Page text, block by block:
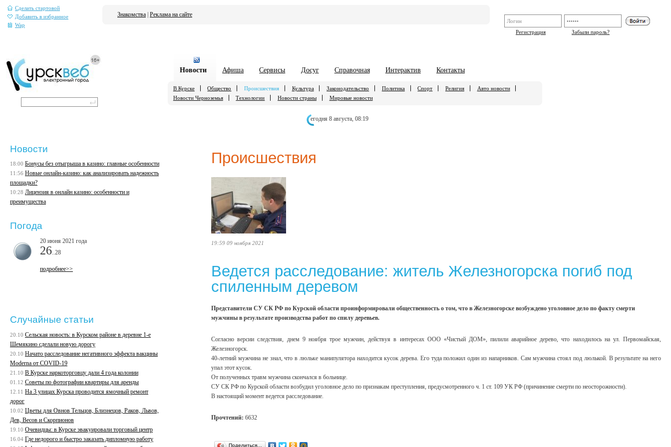
Сделать стартовой
Добавить в избранное
Wap
Регистрация
Забыли пароль?
Знакомства Реклама на сайте
Новости Афиша Сервисы Досуг Справочная Интерактив Контакты
В Курске Общество Происшествия Культура Законодательство Политика Спорт Религия
Авто новости
Новости Черноземья
Технологии Новости страны Мировые новости
егодня 8 августа, 08:19
Происшествия
19:59 09 ноября 2021
Ведется расследование: житель Железногорска погиб под
спиленным деревом
Представители СУ СК РФ по Курской области проинформировали общественность о том, что в Железногорске возбуждено уголовное дело по факту смерти
мужчины в результате производства работ по спилу деревьев.
Согласно версии следствия, днем 9 ноября трое мужчин, действуя в интересах ООО «Чистый ДОМ», пилили аварийное дерево, что находилось на ул. Первомайская,
Железногорск.
40-летний мужчина не знал, что в люльке манипулятора находится кусок дерева. Его туда положил один из напарников. Сам мужчина стоял под люлькой. В результате на него
упал этот кусок.
От полученных травм мужчина скончался в больнице.
СУ СК РФ по Курской области возбудил уголовное дело по признакам преступления, предусмотренного ч. 1 ст. 109 УК РФ (причинение смерти по неосторожности).
В настоящий момент ведется расследование.
Прочтений: 6632
Поделиться…
Новости
18:00 Бонусы без отыгрыша в казино: главные особенности
11:56 Новые онлайн-казино: как анализировать надежность
площадки?
10:28 Лицензия в онлайн казино: особенности и
преимущества
Погода
20 июня 2021 года
26 ..28
подробнее>>
Случайные статьи
20.10 Сельская новость: в Курском районе в деревне 1-е
Шемякино сделали новую дорогу
20.10 Начато расследование негативного эффекта вакцины
Moderna от COVID-19
21.10 В Курске наркоторговцу дали 4 года колонии
01.12 Советы по фотографии квартиры для аренды
12.11 На 3 улицах Курска проводится ямочный ремонт
дорог
10.02 Цветы для Овнов Тельцов, Близнецов, Раков, Львов,
Дев, Весов и Скорпионов
19.10 Очевидцы: в Курске эвакуировали торговый центр
16.04 Где недорого и быстро заказать дипломную работу